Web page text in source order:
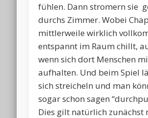
fühlen. Dann stromern sie
durchs Zimmer. Wobei
mittlerweile wirklich
entspannt im Raum chillt,
wenn sich dort Menschen
aufhalten. Und beim Spiel
sich streicheln und man
sogar schon sagen
Dies gilt natürlich zunächst